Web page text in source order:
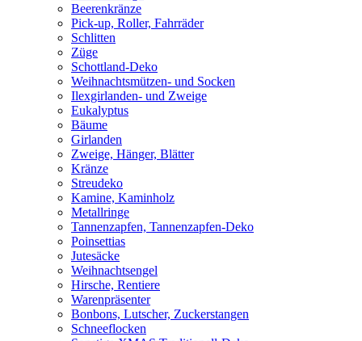
Beerenkränze
Pick-up, Roller, Fahrräder
Schlitten
Züge
Schottland-Deko
Weihnachtsmützen- und Socken
Ilexgirlanden- und Zweige
Eukalyptus
Bäume
Girlanden
Zweige, Hänger, Blätter
Kränze
Streudeko
Kamine, Kaminholz
Metallringe
Tannenzapfen, Tannenzapfen-Deko
Poinsettias
Jutesäcke
Weihnachtsengel
Hirsche, Rentiere
Warenpräsenter
Bonbons, Lutscher, Zuckerstangen
Schneeflocken